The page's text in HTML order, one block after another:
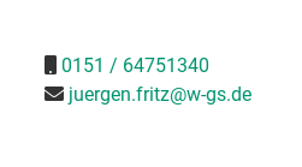
0151 / 64751340
juergen.fritz@w-gs.de